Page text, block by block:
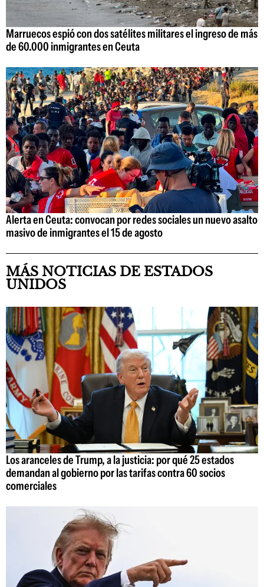
Marruecos espió con dos satélites militares el ingreso de más
de 60.000 inmigrantes en Ceuta
Alerta en Ceuta: convocan por redes sociales un nuevo asalto
masivo de inmigrantes el 15 de agosto
MÁS NOTICIAS DE ESTADOS
UNIDOS
Los aranceles de Trump, a la justicia: por qué 25 estados
demandan al gobierno por las tarifas contra 60 socios
comerciales